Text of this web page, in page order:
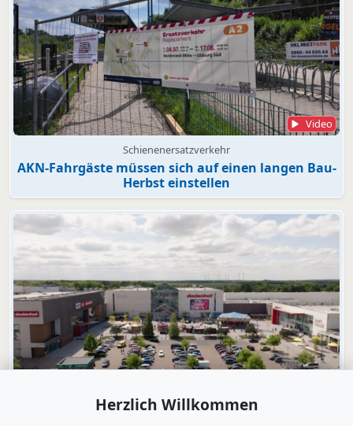
Video
Schienenersatzverkehr
AKN-Fahrgäste müssen sich auf einen langen Bau-
Herbst einstellen
dodenhof
Herzlich Willkommen